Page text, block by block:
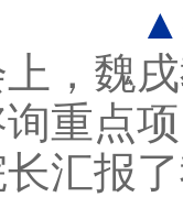
▲
，魏
重点
汇报